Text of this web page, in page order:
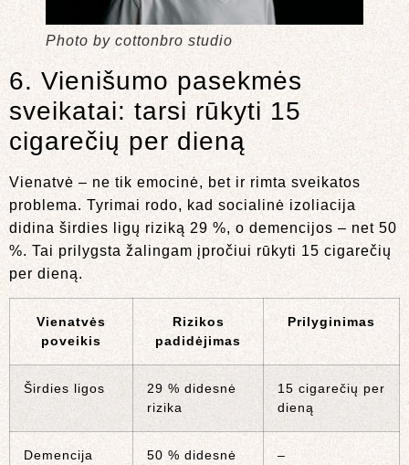
Photo by cottonbro studio
6. Vienišumo pasekmės
sveikatai: tarsi rūkyti 15
cigarečių per dieną
Vienatvė – ne tik emocinė, bet ir rimta sveikatos
problema. Tyrimai rodo, kad socialinė izoliacija
didina širdies ligų riziką 29 %, o demencijos – net 50
%. Tai prilygsta žalingam įpročiui rūkyti 15 cigarečių
per dieną.
Vienatvės
poveikis
Rizikos
padidėjimas
Prilyginimas
Širdies ligos
29 % didesnė
rizika
15 cigarečių per
dieną
Demencija
50 % didesnė
–